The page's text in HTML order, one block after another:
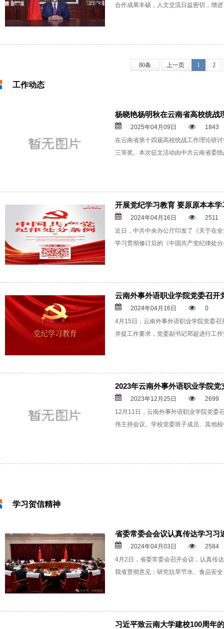
合作成果丰硕，人文交流日益密切，增
80条 上一页 1 2
工作动态
杨晓艳杨明秋在云南省高校统战
2025年04月09日
1843
在云南省第十四届高校统战工作理论研
三等奖。本次征文活动由中共云南省委
开展党纪学习教育 要原原本本
2024年04月16日
2511
近日，中共中央办公厅印发了《关于在
学习贯彻修订后的《中国共产党纪律处
云南外事外语职业学院党委召开
2024年04月16日
0
4月15日，云南外事外语职业学院党委
并提工作要求，党委副书记邓超进行工
2023年云南外事外语职业学院
2023年12月25日
2699
12月11日，云南外事外语职业学院党委
伟主持会议。学校党委班子成员、其他
学习贺信精神
省委常委会会议认真传达学习习
2024年04月03日
2584
4月2日，省委常委会召开会议，认真传
我省贯彻意见；研究抗旱节水、食品安
习近平致云南大学建校100周年